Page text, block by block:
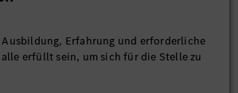
Aufgaben gemäß den Spezifikationen
von Handwerkzeugen,
Hilfsmitteln und
Ausbildung, Erfahrung und erforderliche
erfüllt sein, um sich für die Stelle zu